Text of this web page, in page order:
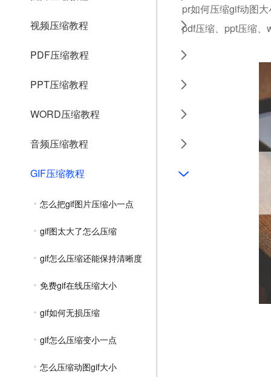
视频压缩教程
PDF压缩教程
PPT压缩教程
WORD压缩教程
音频压缩教程
GIF压缩教程
怎么把gif图片压缩小一点
gif图太大了怎么压缩
gif怎么压缩还能保持清晰度
免费gif在线压缩大小
gif如何无损压缩
gif怎么压缩变小一点
怎么压缩动图gif大小
pr如何压缩gif动图
pdf压缩、ppt压缩